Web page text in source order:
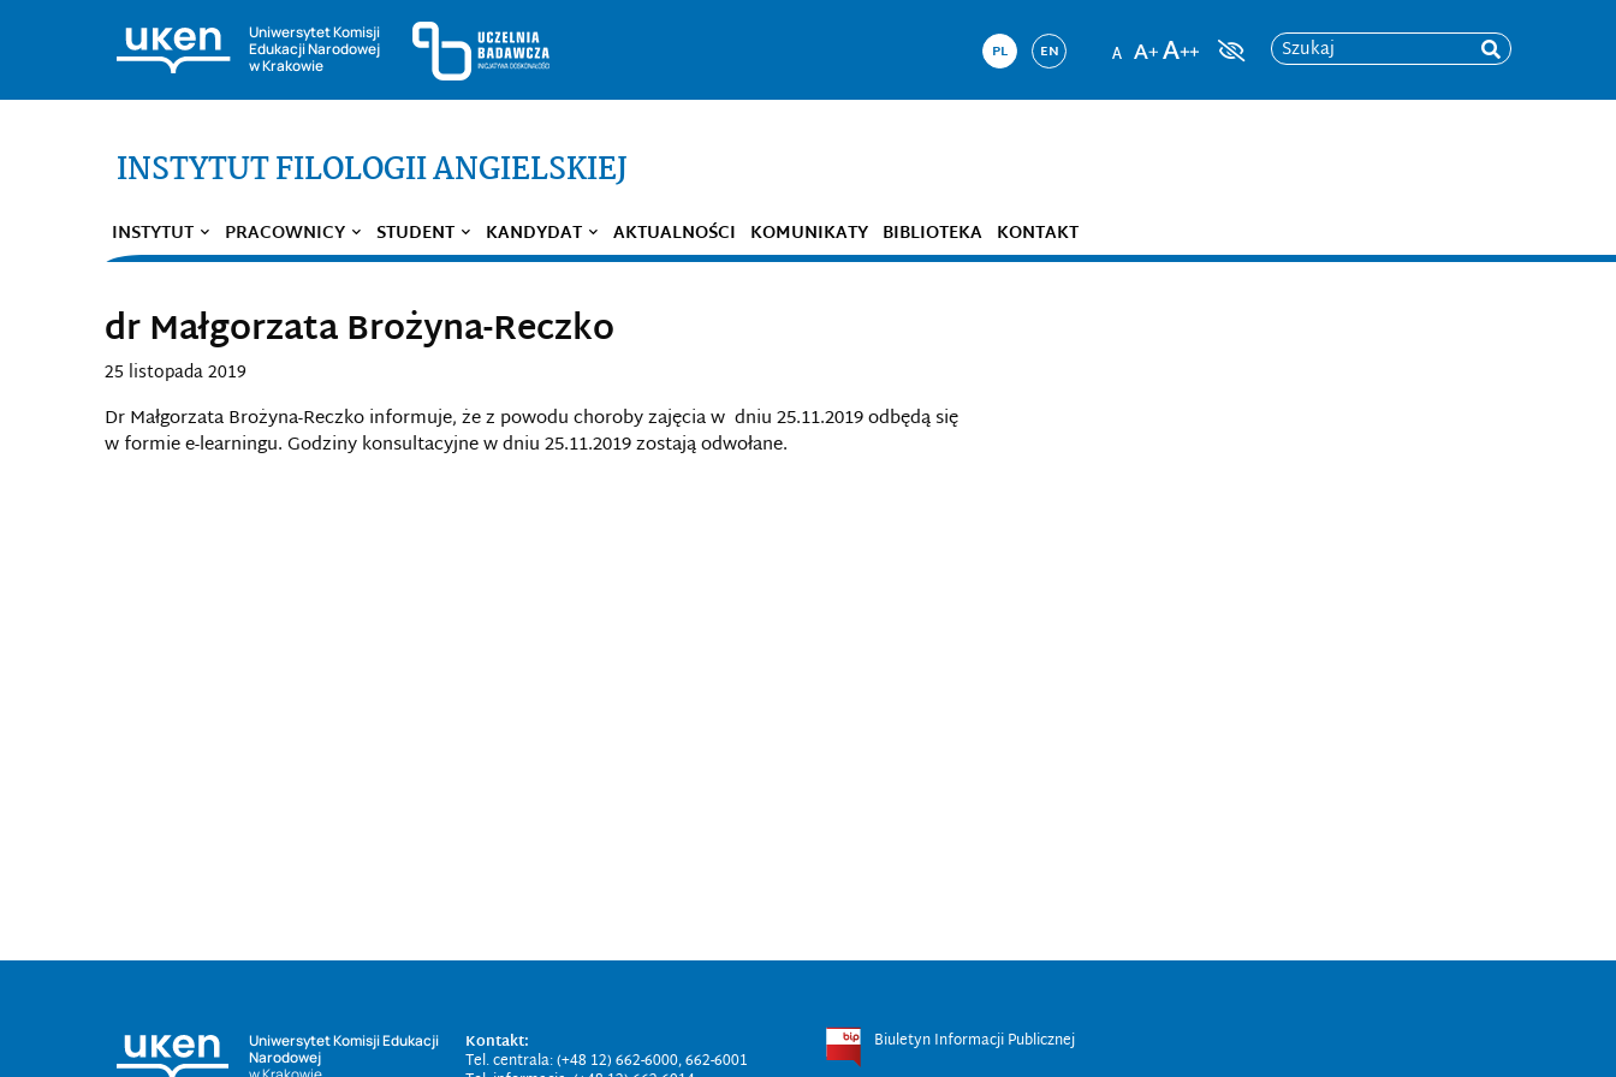
Uniwersytet Komisji
Edukacji Narodowej
w Krakowie
PL EN Szukaj
INSTYTUT FILOLOGII ANGIELSKIEJ
INSTYTUT PRACOWNICY STUDENT KANDYDAT AKTUALNOŚCI KOMUNIKATY BIBLIOTEKA KONTAKT
dr Małgorzata Brożyna-Reczko
25 listopada 2019
Dr Małgorzata Brożyna-Reczko informuje, że z powodu choroby zajęcia w dniu 25.11.2019 odbędą się
w formie e-learningu. Godziny konsultacyjne w dniu 25.11.2019 zostają odwołane.
Uniwersytet Komisji Edukacji
Narodowej
Kontakt:
Tel. centrala: (+48 12) 662-6000, 662-6001
Biuletyn Informacji Publicznej